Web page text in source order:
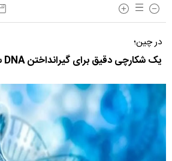
در چین؛
یک شکارچی دقیق برای گیرانداختن DNA سرطان از راه رسید